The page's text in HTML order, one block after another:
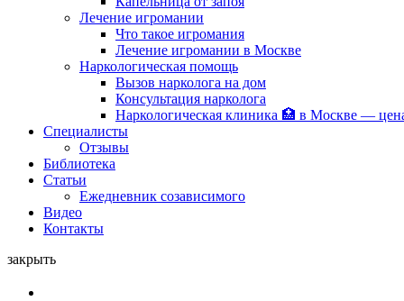
Лечение игромании
Что такое игромания
Лечение игромании в Москве
Наркологическая помощь
Вызов нарколога на дом
Консультация нарколога
Наркологическая клиника 🏥 в Москве —
Специалисты
Отзывы
Библиотека
Статьи
Ежедневник созависимого
Видео
Контакты
закрыть